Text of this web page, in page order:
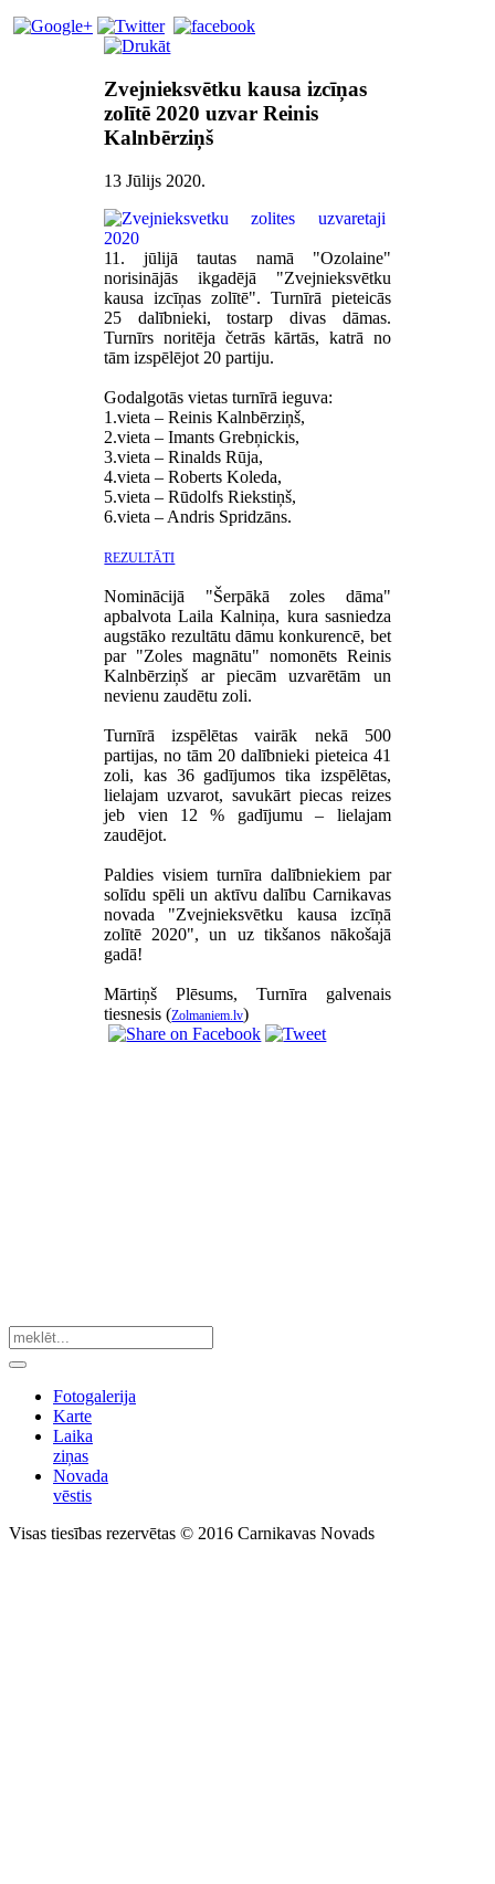
Zvejnieksvētku kausa izcīņas
zolītē 2020 uzvar Reinis
Kalnbērziņš
13 Jūlijs 2020.
11. jūlijā tautas namā "Ozolaine"
norisinājās ikgadējā "Zvejnieksvētku
kausa izcīņas zolītē". Turnīrā pieteicās
25 dalībnieki, tostarp divas dāmas.
Turnīrs noritēja četrās kārtās, katrā no
tām izspēlējot 20 partiju.
Godalgotās vietas turnīrā ieguva:
1.vieta – Reinis Kalnbērziņš,
2.vieta – Imants Grebņickis,
3.vieta – Rinalds Rūja,
4.vieta – Roberts Koleda,
5.vieta – Rūdolfs Riekstiņš,
6.vieta – Andris Spridzāns.
REZULTĀTI
Nominācijā "Šerpākā zoles dāma"
apbalvota Laila Kalniņa, kura sasniedza
augstāko rezultātu dāmu konkurencē, bet
par "Zoles magnātu" nomonēts Reinis
Kalnbērziņš ar piecām uzvarētām un
nevienu zaudētu zoli.
Turnīrā izspēlētas vairāk nekā 500
partijas, no tām 20 dalībnieki pieteica 41
zoli, kas 36 gadījumos tika izspēlētas,
lielajam uzvarot, savukārt piecas reizes
jeb vien 12 % gadījumu – lielajam
zaudējot.
Paldies visiem turnīra dalībniekiem par
solīdu spēli un aktīvu dalību Carnikavas
novada "Zvejnieksvētku kausa izcīņā
zolītē 2020", un uz tikšanos nākošajā
gadā!
Mārtiņš Plēsums, Turnīra galvenais
tiesnesis (Zolmaniem.lv)
Fotogalerija
Karte
Laika
ziņas
Novada
vēstis
Visas tiesības rezervētas © 2016 Carnikavas Novads